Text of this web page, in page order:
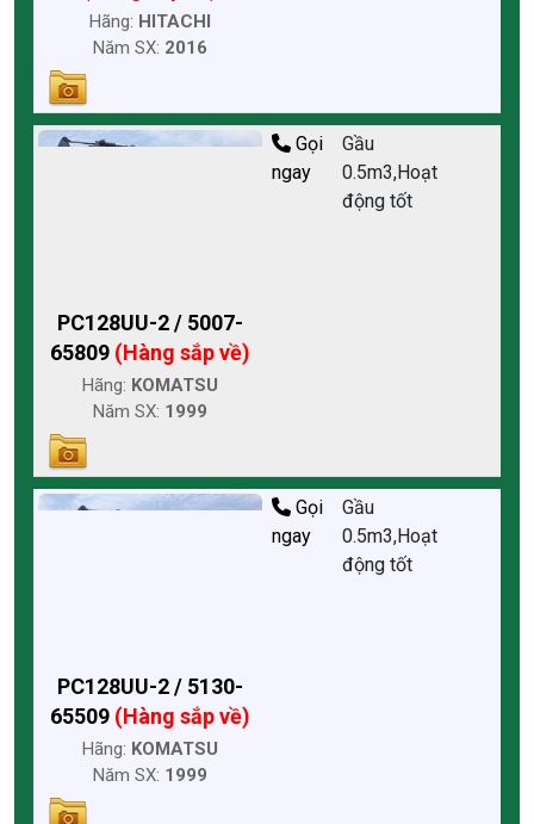
Hãng: HITACHI
Năm SX: 2016
PC128UU-2 / 5007-
65809 (Hàng sắp về)
Hãng: KOMATSU
Năm SX: 1999
Gọi
ngay
Gầu
0.5m3,Hoạt
động tốt
PC128UU-2 / 5130-
65509 (Hàng sắp về)
Hãng: KOMATSU
Năm SX: 1999
Gọi
ngay
Gầu
0.5m3,Hoạt
động tốt